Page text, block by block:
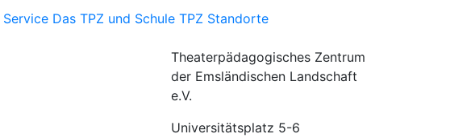
Service Das TPZ und Schule TPZ Standorte
Theaterpädagogisches Zentrum
der Emsländischen Landschaft
e.V.
Universitätsplatz 5-6